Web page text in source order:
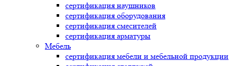
сертификация наушников
сертификация оборудования
сертификация смесителей
сертификация арматуры
Мебель
сертификация мебели и мебельной продукции